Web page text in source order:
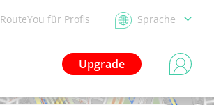
RouteYou für Profis Sprache
Upgrade